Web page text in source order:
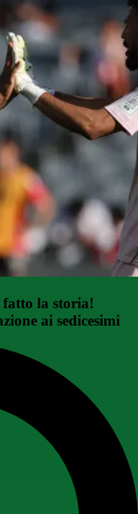
la storia!
ai sedicesimi